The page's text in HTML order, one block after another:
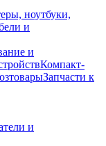
ноутбуки,
и
и
Компакт-
Запчасти к
и